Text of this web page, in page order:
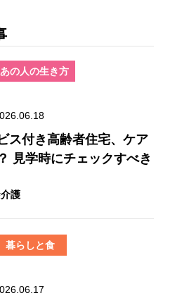
あの人の生き方
ス付き高齢者住宅、ケア
見学時にチェックすべき
護
暮らしと食